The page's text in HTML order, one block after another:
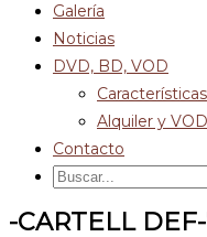
Galería
Noticias
DVD, BD, VOD
Características
Alquiler y VOD
Contacto
-CARTELL